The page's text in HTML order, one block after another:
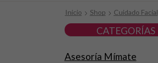
Inicio Shop Cuidado Facial
CATEGORÍAS
Asesoría Mímate